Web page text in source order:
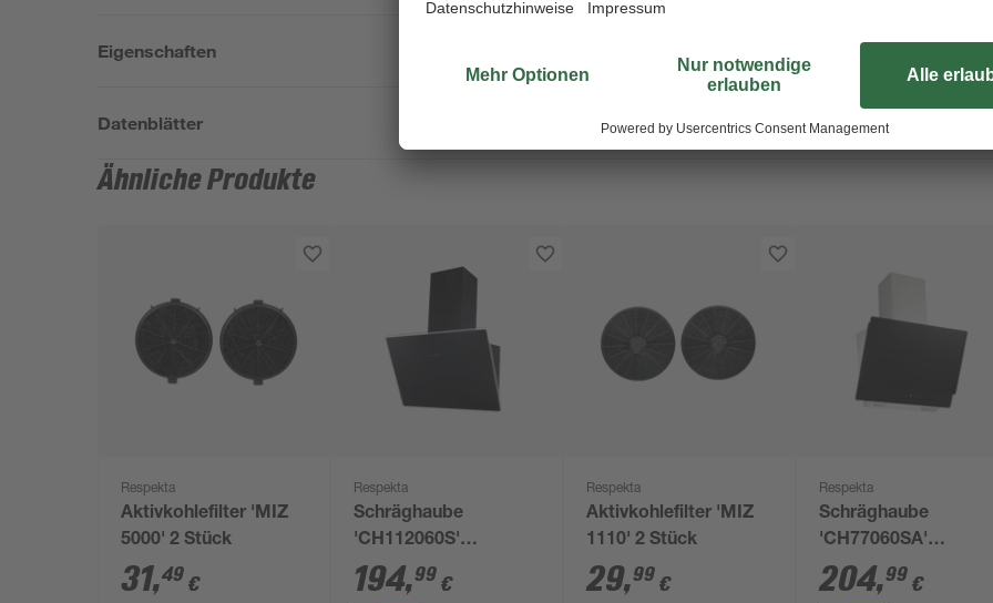
Eigenschaften
Datenblätter
Ähnliche Produkte
Respekta
Aktivkohlefilter 'MIZ
5000' 2 Stück
31,49 €
Respekta
Schräghaube
'CH112060S'
Metall/Glas schwarz
50 cm
194,99 €
Respekta
Aktivkohlefilter 'MIZ
1110' 2 Stück
29,99 €
Respekta
Schräghaube
'CH77060SA'
Metall/Glas schwarz
60 cm
204,99 €